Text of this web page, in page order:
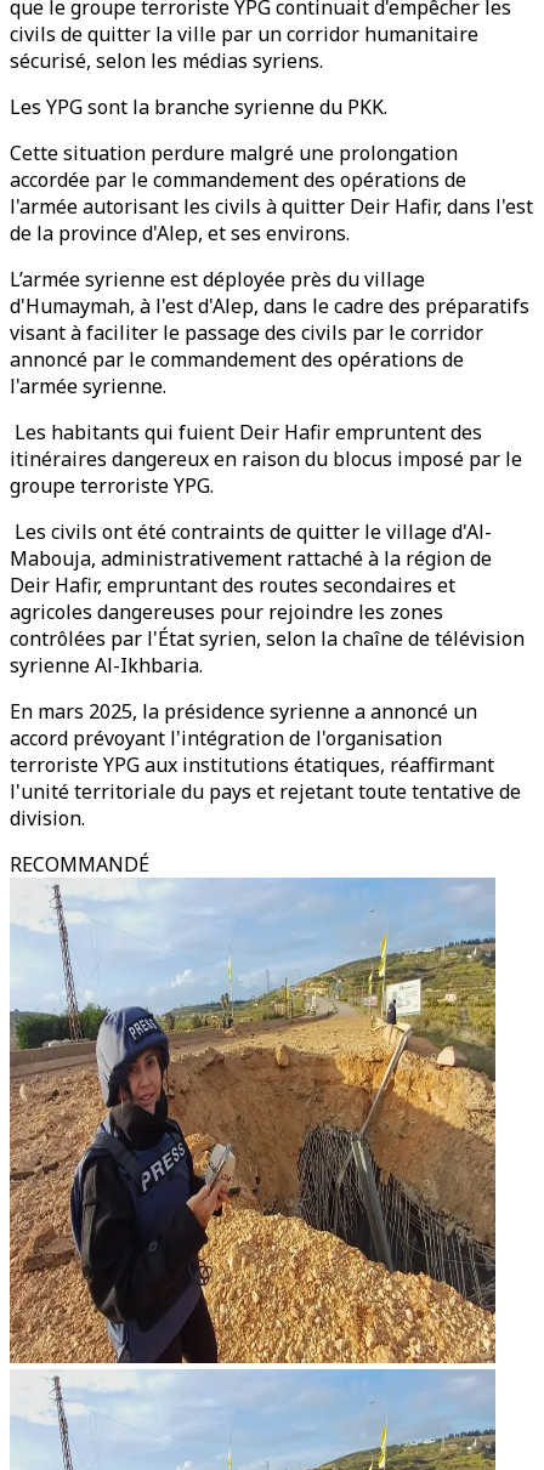
que le groupe terroriste YPG continuait d'empêcher les
civils de quitter la ville par un corridor humanitaire
sécurisé, selon les médias syriens.
Les YPG sont la branche syrienne du PKK.
Cette situation perdure malgré une prolongation
accordée par le commandement des opérations de
l'armée autorisant les civils à quitter Deir Hafir, dans l'est
de la province d'Alep, et ses environs.
L’armée syrienne est déployée près du village
d'Humaymah, à l'est d'Alep, dans le cadre des préparatifs
visant à faciliter le passage des civils par le corridor
annoncé par le commandement des opérations de
l'armée syrienne.
Les habitants qui fuient Deir Hafir empruntent des
itinéraires dangereux en raison du blocus imposé par le
groupe terroriste YPG.
Les civils ont été contraints de quitter le village d'Al-
Mabouja, administrativement rattaché à la région de
Deir Hafir, empruntant des routes secondaires et
agricoles dangereuses pour rejoindre les zones
contrôlées par l'État syrien, selon la chaîne de télévision
syrienne Al-Ikhbaria.
En mars 2025, la présidence syrienne a annoncé un
accord prévoyant l'intégration de l'organisation
terroriste YPG aux institutions étatiques, réaffirmant
l'unité territoriale du pays et rejetant toute tentative de
division.
RECOMMANDÉ